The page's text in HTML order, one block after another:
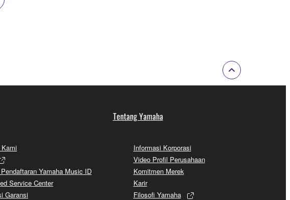
Kami
Yamaha Music ID
Service Center
Garansi
Tentang Yamaha
Informasi Korporasi
Video Profil Perusahaan
Komitmen Merek
Karir
Filosofi Yamaha